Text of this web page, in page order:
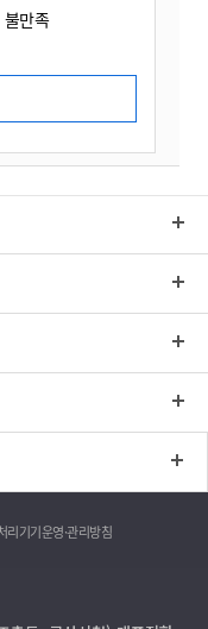
불만족
리기기운영·관리방침